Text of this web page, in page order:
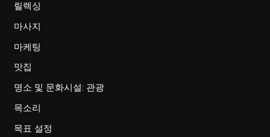
릴렉싱
마사지
마케팅
맛집
명소 및 문화시설: 관광
목소리
목표 설정